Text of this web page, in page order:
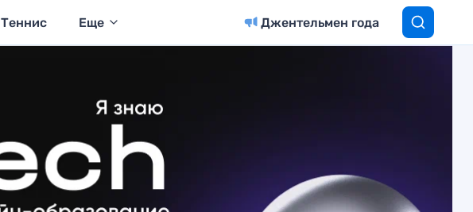
Теннис Еще Джентельмен года